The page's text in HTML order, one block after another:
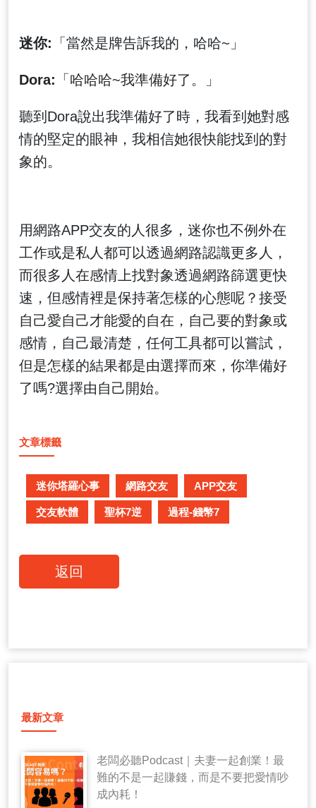
迷你: 「當然是牌告訴我的，哈哈~」
Dora: 「哈哈哈~我準備好了。」
聽到Dora說出我準備好了時，我看到她對感
情的堅定的眼神，我相信她很快能找到的對
象的。
用網路APP交友的人很多，迷你也不例外在
工作或是私人都可以透過網路認識更多人，
而很多人在感情上找對象透過網路篩選更快
速，但感情裡是保持著怎樣的心態呢？接受
自己愛自己才能愛的自在，自己要的對象或
感情，自己最清楚，任何工具都可以嘗試，
但是怎樣的結果都是由選擇而來，你準備好
了嗎?選擇由自己開始。
文章標籤
迷你塔羅心事 網路交友 APP交友
交友軟體 聖杯7逆 過程-錢幣7
返回
最新文章
老闆必聽Podcast｜夫妻一起創業！最
難的不是一起賺錢，而是不要把愛情吵
成內耗！